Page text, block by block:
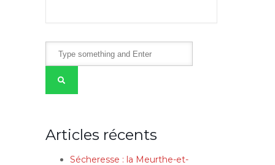
Articles récents
Sécheresse : la Meurthe-et-